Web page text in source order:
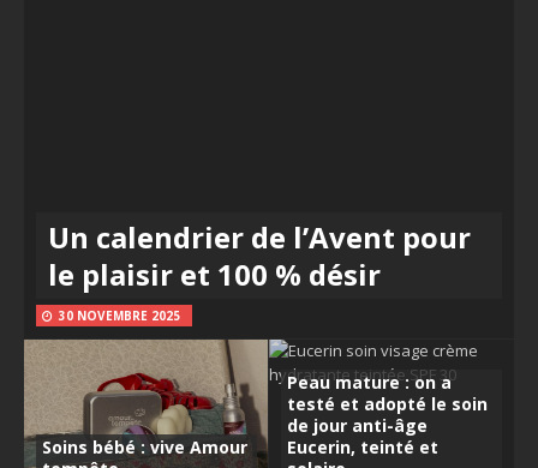
Un calendrier de l’Avent pour
le plaisir et 100 % désir
30 NOVEMBRE 2025
Soins bébé : vive Amour
Peau mature : on a
testé et adopté le soin
de jour anti-âge
Eucerin, teinté et